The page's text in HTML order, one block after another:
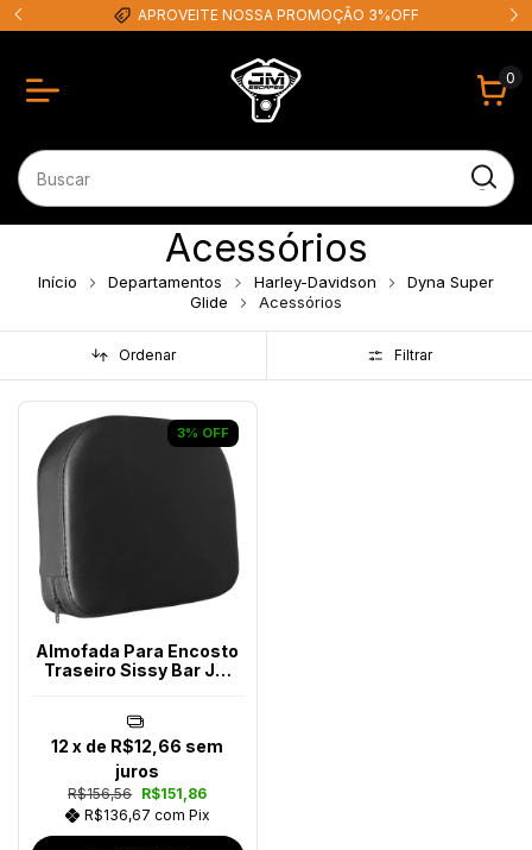
APROVEITE NOSSA PROMOÇÃO 3%OFF
0
Acessórios
Início Departamentos Harley-Davidson
Dyna Super
Glide
Acessórios
Ordenar Filtrar
3% OFF
Almofada Para Encosto
Traseiro Sissy Bar JM
R$156,56 R$151,86
R$136,67 com Pix
12 x de R$12,66 sem
juros